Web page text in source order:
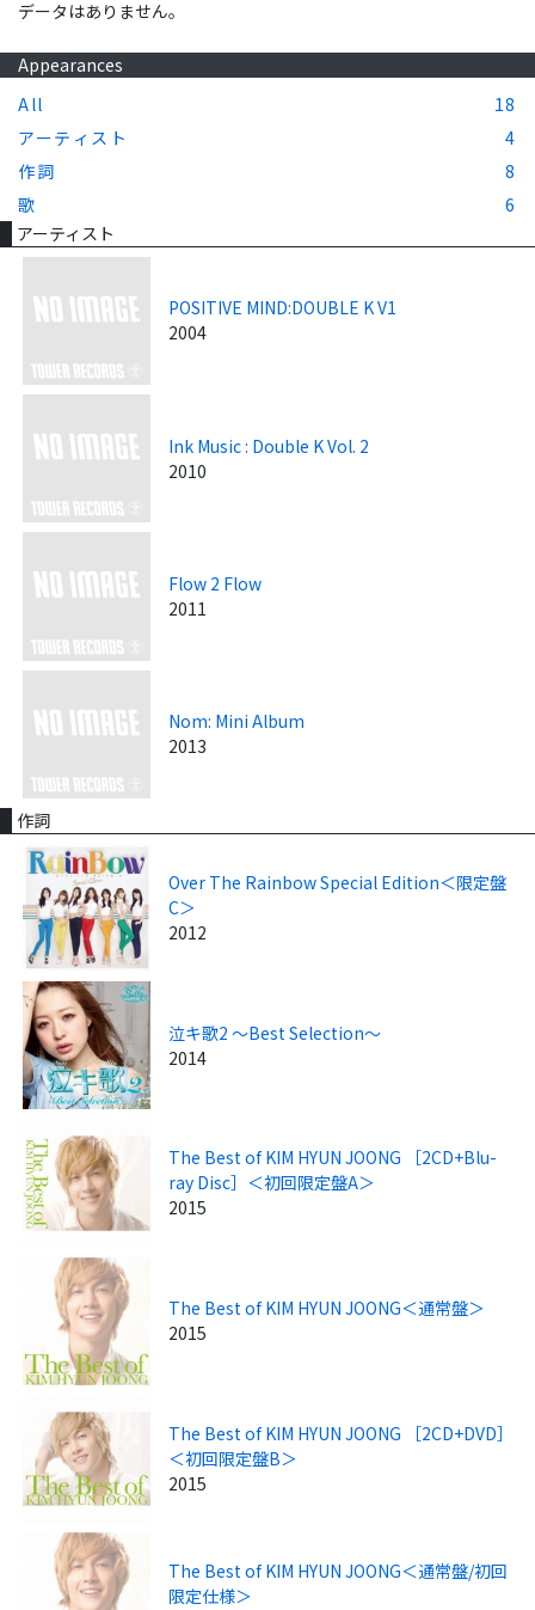
データはありません。
Appearances
All
18
アーティスト
4
作詞
8
歌
6
アーティスト
POSITIVE MIND:DOUBLE K V1
2004
Ink Music : Double K Vol. 2
2010
Flow 2 Flow
2011
Nom: Mini Album
2013
作詞
Over The Rainbow Special Edition＜限定盤
C＞
2012
泣キ歌2 ～Best Selection～
2014
The Best of KIM HYUN JOONG ［2CD+Blu-
ray Disc］＜初回限定盤A＞
2015
The Best of KIM HYUN JOONG＜通常盤＞
2015
The Best of KIM HYUN JOONG ［2CD+DVD］
＜初回限定盤B＞
2015
The Best of KIM HYUN JOONG＜通常盤/初回
限定仕様＞